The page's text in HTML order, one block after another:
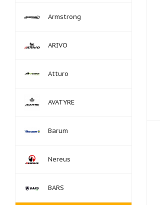
Armstrong
ARIVO
Atturo
AVATYRE
Barum
Nereus
BARS